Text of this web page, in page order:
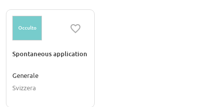
Occulto
Spontaneous application
Generale
Svizzera